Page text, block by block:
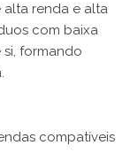
alta renda e alta
com baixa
formando
compatíveis